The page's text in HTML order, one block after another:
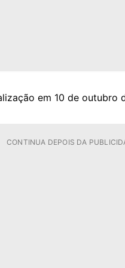
em 10 de outubro
CONTINUA DEPOIS DA